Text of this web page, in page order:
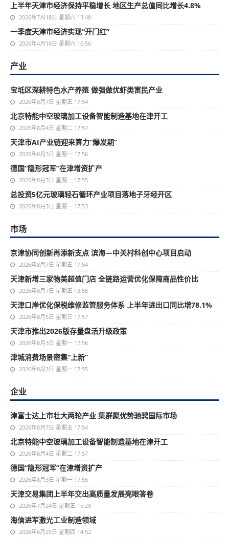
上半年天津市经济保持平稳增长 地区生产总值同比增长4.8%
2026年7月18日 星期六 13:48
一季度天津市经济实现“开门红”
2026年4月18日 星期六 16:56
产业
宝坻区深耕特色水产养殖 做强做优虾类富民产业
2026年8月7日 星期五 17:54
北京特能中空玻璃加工设备智能制造基地在津开工
2026年8月4日 星期二 17:57
天津市AI产业链迎来算力“爆发期”
2026年8月3日 星期一 17:56
德国“隐形冠军”在津增资扩产
2026年8月3日 星期一 17:55
总投资5亿元玻璃轻石循环产业项目落地子牙经开区
2026年8月3日 星期一 17:53
市场
京津协同创新再添新支点 滨海—中关村科创中心项目启动
2026年8月7日 星期五 17:54
天津新增三家物美超值门店 全链路运营优化保障商品性价比
2026年8月7日 星期五 13:58
天津口岸优化保税维修监管服务体系 上半年进出口同比增78.1%
2026年8月5日 星期三 17:57
天津市推出2026版存量盘活升级政策
2026年8月3日 星期一 17:56
津城消费场景密集“上新”
2026年8月3日 星期一 17:55
企业
津富士达上市壮大两轮产业 集群聚优势驰骋国际市场
2026年8月7日 星期五 17:54
北京特能中空玻璃加工设备智能制造基地在津开工
2026年8月4日 星期二 17:57
德国“隐形冠军”在津增资扩产
2026年8月3日 星期一 17:55
天津交易集团上半年交出高质量发展亮眼答卷
2026年7月24日 星期五 15:28
海信进军激光工业制造领域
2026年6月25日 星期四 14:52